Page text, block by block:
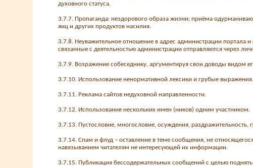
духовного статуса.
3.7.7. Пропаганда: нездорового образа жизни; приёма
яиц и других продуктов насилия.
3.7.8. Неуважительное отношение в адрес администрации портала
связанные с деятельностью администрации отправляются через
3.7.9. Возражение собеседнику, аргументируя свои доводы видом
3.7.10. Использование ненормативной лексики и грубые выражения.
3.7.11. Реклама сайтов недуховной направленности.
3.7.12. Использование нескольких имен (ников) одним участником.
3.7.13. Пустословие, многословие, осуждения, раздражительность,
3.7.14. Спам и флуд – оставление в теме сообщения, не
навязыванием читателям не интересующей их информации.
3.7.15. Публикация бессодержательных сообщений с целью